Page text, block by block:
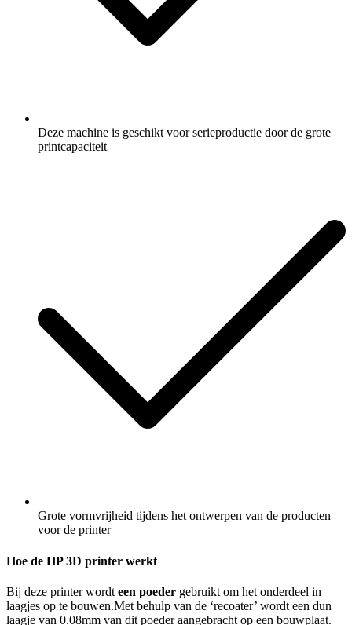
Deze machine is geschikt voor serieproductie door de grote
printcapaciteit
Grote vormvrijheid tijdens het ontwerpen van de producten
voor de printer
Hoe de HP 3D printer werkt
Bij deze printer wordt een poeder gebruikt om het onderdeel in
laagjes op te bouwen.Met behulp van de ‘recoater’ wordt een dun
laagje van 0.08mm van dit poeder aangebracht op een bouwplaat.